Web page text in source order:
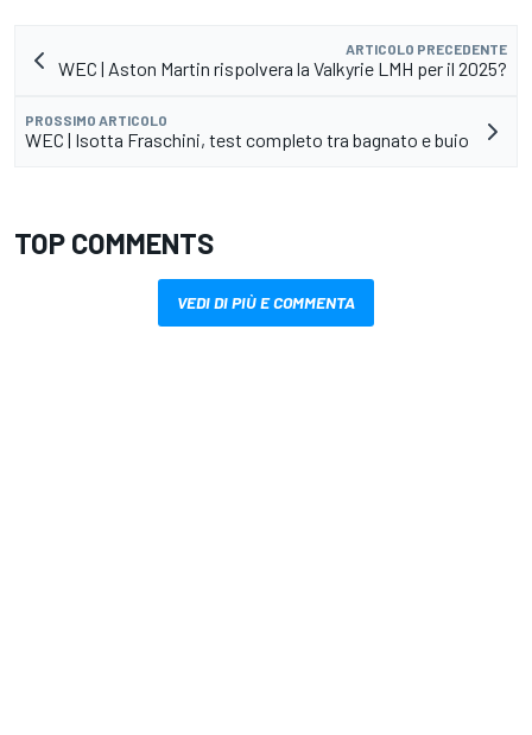
ARTICOLO PRECEDENTE
WEC | Aston Martin rispolvera la Valkyrie LMH per il 2025?
PROSSIMO ARTICOLO
WEC | Isotta Fraschini, test completo tra bagnato e buio
TOP COMMENTS
VEDI DI PIÙ E COMMENTA